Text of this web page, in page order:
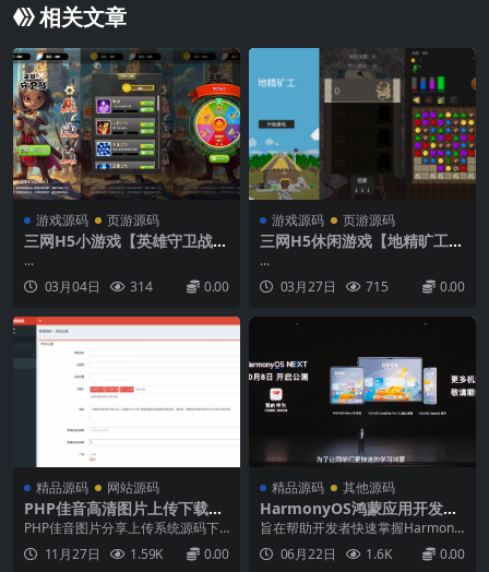
相关文章
游戏源码 页游源码
三网H5小游戏【英雄守卫战】
手工服务端+详细搭建教程
...
03月04日
314 0.00
游戏源码 页游源码
三网H5休闲游戏【地精旷工H
务端+Win一键服务端+解压即
玩+详细搭建教程
...
03月27日
715 0.00
精品源码 网站源码
PHP佳音高清图片上传下载源
码
PHP佳音图片分享上传系统源码下
载自适应手机端，带图片转换格式
和一键上传投稿功能。具体看搭建
11月27日 1.59K 0.00
精品源码 其他源码
HarmonyOS鸿蒙应用开发基
础入门到实战 核心技术及其应
用带源码
旨在帮助开发者快速掌握Harmony
OS的核心技术及其应用。从基础到
进阶，通过理论讲解与实战演练相
06月22日 1.6K 0.00